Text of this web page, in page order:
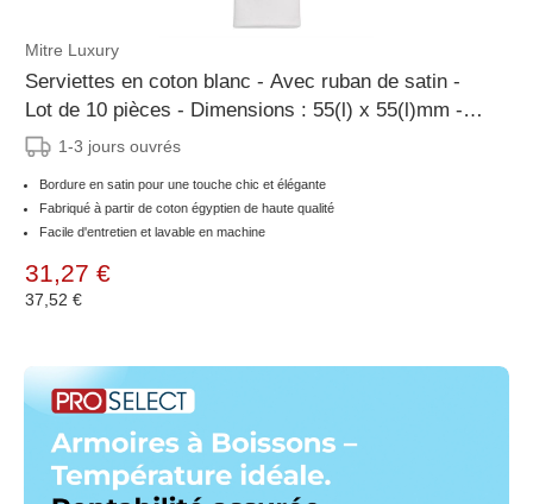
Mitre Luxury
Serviettes en coton blanc - Avec ruban de satin -
Lot de 10 pièces - Dimensions : 55(l) x 55(l)mm -
Poids : 680g
1-3 jours ouvrés
Bordure en satin pour une touche chic et élégante
Fabriqué à partir de coton égyptien de haute qualité
Facile d'entretien et lavable en machine
31,27 €
37,52 €